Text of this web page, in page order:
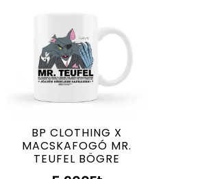
BP CLOTHING X
MACSKAFOGÓ MR.
TEUFEL BÖGRE